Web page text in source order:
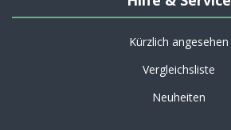
Kürzlich angesehen
Vergleichsliste
Neuheiten